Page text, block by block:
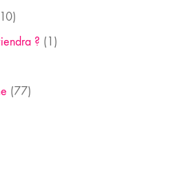
? (1)
(77)